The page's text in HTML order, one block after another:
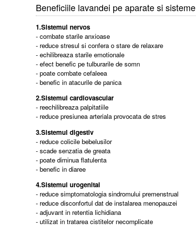
Beneficiile lavandei pe aparate si sisteme
1.Sistemul nervos
- combate starile anxioase
- reduce stresul si confera o stare de relaxare
- echilibreaza starile emotionale
- efect benefic pe tulburarile de somn
- poate combate cefaleea
- benefic in atacurile de panica
2.Sistemul cardiovascular
- reechilibreaza palpitatiile
- reduce presiunea arteriala provocata de stres
3.Sistemul digestiv
- reduce colicile bebelusilor
- scade senzatia de greata
- poate diminua flatulenta
- benefic in diaree
4.Sistemul urogenital
- reduce simptomatologia sindromului premenstrual
- reduce disconfortul dat de instalarea menopauzei
- adjuvant in retentia lichidiana
- utilizat in tratarea cistitelor necomplicate